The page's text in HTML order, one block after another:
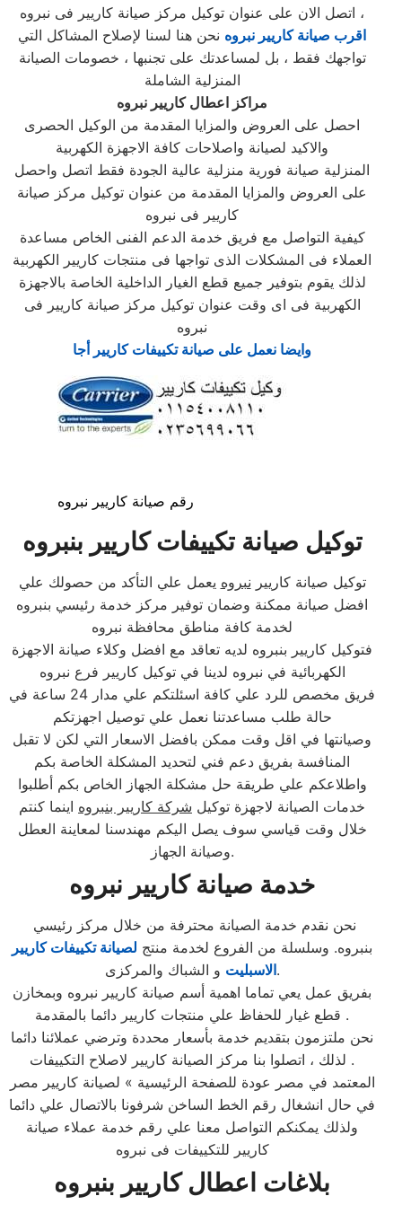
، اتصل الان على عنوان توكيل مركز صيانة كاريير فى نبروه
اقرب صيانة كاريير نبروه نحن هنا لسنا لإصلاح المشاكل التي
تواجهك فقط ، بل لمساعدتك على تجنبها ، خصومات الصيانة
المنزلية الشاملة
مراكز اعطال كاريير نبروه
احصل على العروض والمزايا المقدمة من الوكيل الحصرى
والاكيد لصيانة واصلاحات كافة الاجهزة الكهربية
المنزلية صيانة فورية منزلية عالية الجودة فقط اتصل واحصل
على العروض والمزايا المقدمة من عنوان توكيل مركز صيانة
كاريير فى نبروه
كيفية التواصل مع فريق خدمة الدعم الفنى الخاص مساعدة
العملاء فى المشكلات الذى تواجها فى منتجات كاريير الكهربية
لذلك يقوم بتوفير جميع قطع الغيار الداخلية الخاصة بالاجهزة
الكهربية فى اى وقت عنوان توكيل مركز صيانة كاريير فى
نبروه
وايضا نعمل على صيانة تكييفات كاريير أجا
رقم صيانة كاريير نبروه
توكيل صيانة تكييفات كاريير بنبروه
توكيل صيانة كاريير نبروه يعمل علي التأكد من حصولك علي
افضل صيانة ممكنة وضمان توفير مركز خدمة رئيسي بنبروه
لخدمة كافة مناطق محافظة نبروه
فتوكيل كاريير بنبروه لديه تعاقد مع افضل وكلاء صيانة الاجهزة
الكهربائية في نبروه لدينا في توكيل كاريير فرع نبروه
فريق مخصص للرد علي كافة اسئلتكم علي مدار 24 ساعة في
حالة طلب مساعدتنا نعمل علي توصيل اجهزتكم
وصيانتها في اقل وقت ممكن بافضل الاسعار التي لكن لا تقبل
المنافسة بفريق دعم فني لتحديد المشكلة الخاصة بكم
واطلاعكم علي طريقة حل مشكلة الجهاز الخاص بكم أطلبوا
خدمات الصيانة لاجهزة توكيل شركة كاريير بنبروه اينما كنتم
خلال وقت قياسي سوف يصل اليكم مهندسنا لمعاينة العطل
وصيانة الجهاز.
خدمة صيانة كاريير نبروه
بنبروه. وسلسلة من الفروع لخدمة منتج لصيانة تكييفات كاريير
الاسبليتو الشباك والمركزى.
بفريق عمل يعي تماما اهمية أسم صيانة كاريير نبروه وبمخازن
قطع غيار للحفاظ علي منتجات كاريير دائما بالمقدمة .
نحن ملتزمون بتقديم خدمة بأسعار محددة وترضي عملائنا دائما
. لذلك ، اتصلوا بنا مركز الصيانة كاريير لاصلاح التكييفات
المعتمد في مصر عودة للصفحة الرئيسية » لصيانة كاريير مصر
في حال انشغال رقم الخط الساخن شرفونا بالاتصال علي دائما
ولذلك يمكنكم التواصل معنا علي رقم خدمة عملاء صيانة
كاريير للتكييفات فى نبروه
بلاغات اعطال كاريير بنبروه